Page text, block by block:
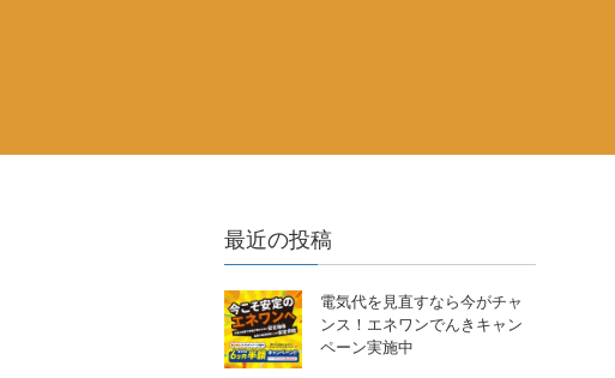
最近の投稿
電気代を見直すなら今がチャ
ンス！エネワンでんきキャン
ペーン実施中